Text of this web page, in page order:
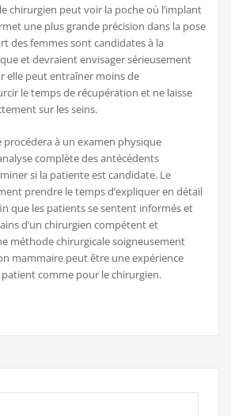
chirurgien peut voir la poche où l’implant
une plus grande précision dans la pose
des femmes sont candidates à la
et devraient envisager sérieusement
elle peut entraîner moins de
le temps de récupération et ne laisse
sur les seins.
à un examen physique
complète des antécédents
si la patiente est candidate. Le
prendre le temps d’expliquer en détail
que les patients se sentent informés et
d’un chirurgien compétent et
méthode chirurgicale soigneusement
mammaire peut être une expérience
comme pour le chirurgien.